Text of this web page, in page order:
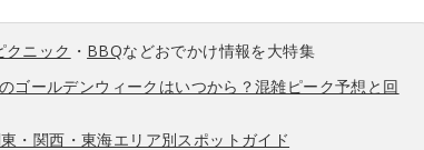
クニック ・ BBQなどおでかけ情報を大特集
ゴールデンウィークはいつから？混雑ピーク予想と回
・関西・東海エリア別スポットガイド